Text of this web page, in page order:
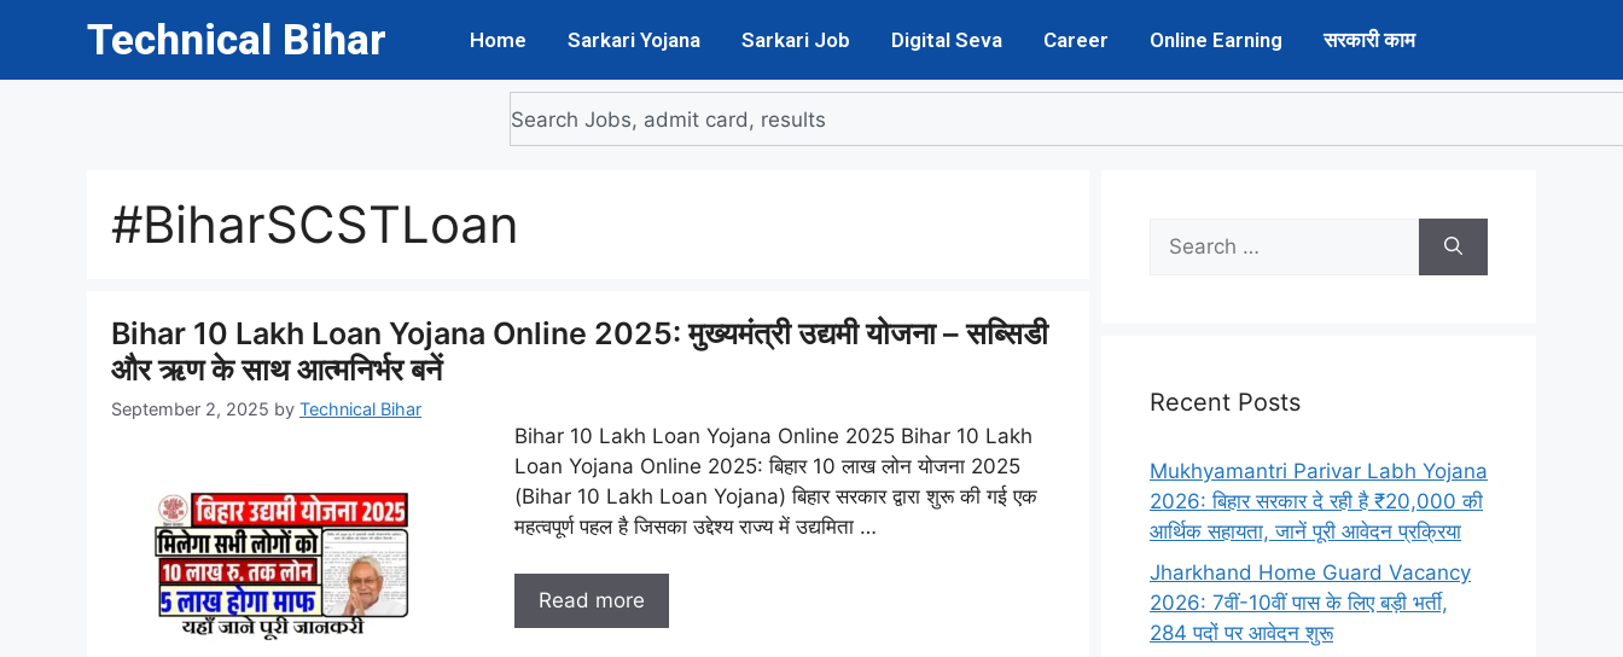
Technical Bihar Home Sarkari Yojana Sarkari Job Digital Seva Career Online Earning सरकारी काम
#BiharSCSTLoan
Bihar 10 Lakh Loan Yojana Online 2025: मुख्यमंत्री उद्यमी योजना – सब्सिडी
और ऋण के साथ आत्मनिर्भर बनें
September 2, 2025 by Technical Bihar
Bihar 10 Lakh Loan Yojana Online 2025 Bihar 10 Lakh
Loan Yojana Online 2025: बिहार 10 लाख लोन योजना 2025
(Bihar 10 Lakh Loan Yojana) बिहार सरकार द्वारा शुरू की गई एक
महत्वपूर्ण पहल है जिसका उद्देश्य राज्य में उद्यमिता …
Read more
Recent Posts
Mukhyamantri Parivar Labh Yojana
2026: बिहार सरकार दे रही है ₹20,000 की
आर्थिक सहायता, जानें पूरी आवेदन प्रक्रिया
Jharkhand Home Guard Vacancy
2026: 7वीं-10वीं पास के लिए बड़ी भर्ती,
284 पदों पर आवेदन शुरू